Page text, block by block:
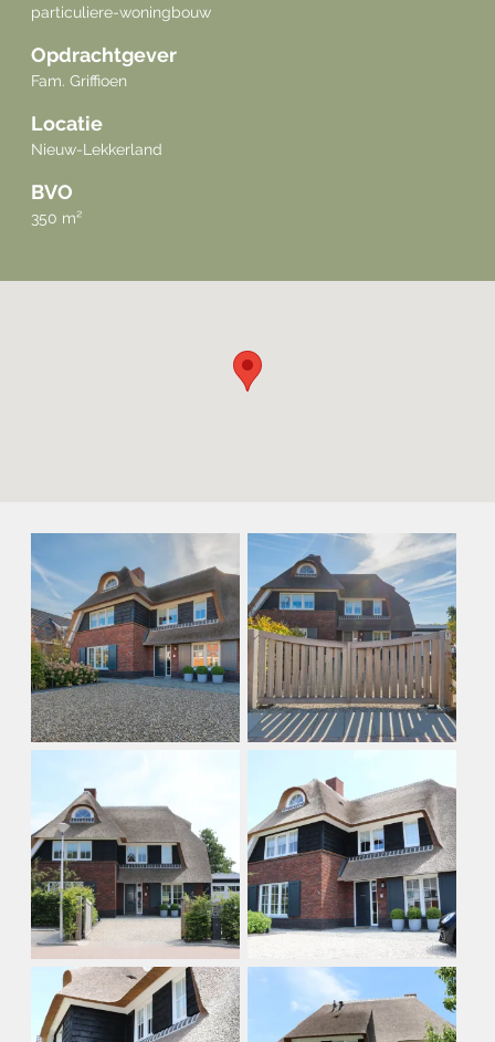
particuliere-woningbouw
Opdrachtgever
Fam. Griffioen
Locatie
Nieuw-Lekkerland
BVO
350 m²